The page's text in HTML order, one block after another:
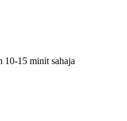
10-15 minit sahaja